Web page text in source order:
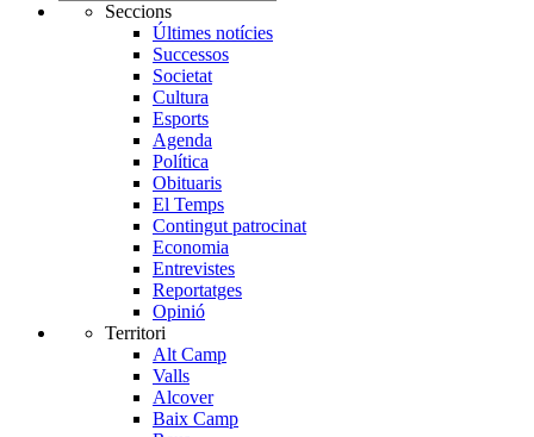
Seccions
Últimes notícies
Successos
Societat
Cultura
Esports
Agenda
Política
Obituaris
El Temps
Contingut patrocinat
Economia
Entrevistes
Reportatges
Opinió
Territori
Alt Camp
Valls
Alcover
Baix Camp